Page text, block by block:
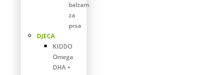
balzam
za
prsa
DJECA
KIDDO
Omega
DHA +